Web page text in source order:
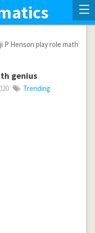
P Henson play role math
genius
Trending